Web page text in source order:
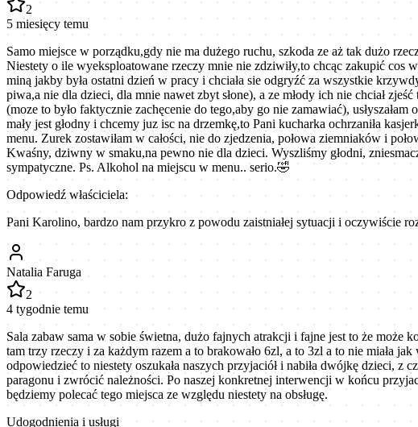
2
5 miesięcy temu
Samo miejsce w porządku,gdy nie ma dużego ruchu, szkoda ze aż tak dużo
Niestety o ile wyeksploatowane rzeczy mnie nie zdziwiły,to chcąc zakupić cos
miną jakby była ostatni dzień w pracy i chciała sie odgryźć za wszystkie
piwa,a nie dla dzieci, dla mnie nawet zbyt słone), a ze młody ich nie chciał
(moze to było faktycznie zachęcenie do tego,aby go nie zamawiać),
mały jest głodny i chcemy juz isc na drzemkę,to Pani kucharka ochrzaniła
menu. Zurek zostawiłam w całości, nie do zjedzenia, połowa ziemniaków i
Kwaśny, dziwny w smaku,na pewno nie dla dzieci. Wyszliśmy głodni,
sympatyczne. Ps. Alkohol na miejscu w menu.. serio.🤣
Odpowiedź właściciela:
Pani Karolino, bardzo nam przykro z powodu zaistniałej sytuacji i oczywiście
Natalia Faruga
2
4 tygodnie temu
Sala zabaw sama w sobie świetna, dużo fajnych atrakcji i fajne jest to że może
tam trzy rzeczy i za każdym razem a to brakowało 6zl, a to 3zl a to nie miała
odpowiedzieć to niestety oszukała naszych przyjaciół i nabiła dwójkę dzieci,
paragonu i zwrócić należności. Po naszej konkretnej interwencji w końcu
będziemy polecać tego miejsca ze względu niestety na obsługę.
Udogodnienia i usługi